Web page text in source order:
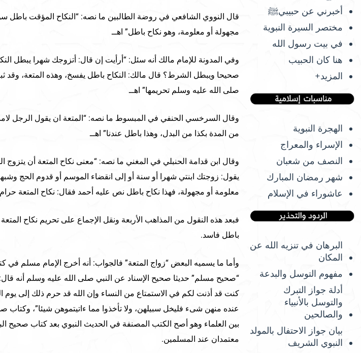
أخبرني عن حبيبيﷺ
مختصر السيرة النبوية
في بيت رسول الله
هنا كان الحبيب
المزيد+
الهجرة النبوية
الإسراء والمعراج
النصف من شعبان
شهر رمضان المبارك
عاشوراء في الإسلام
البرهان في تنزيه الله عن
المكان
مفهوم التوسل والبدعة
أدلة جواز التبرك
والتوسل بالأنبياء
والصالحين
بيان جواز الاحتفال بالمولد
النبوي الشريف
قال النووي الشافعي في روضة الطالبين ما نصه: “النكاح المؤقت باطل
مجهولة أو معلومة، وهو نكاح باطل” اهــ
وفي المدونة للإمام مالك أنه سئل: “أرأيت إن قال: أتزوجك شهرا يبطل
صحيحا ويبطل الشرط؟ قال مالك: النكاح باطل يفسخ، وهذه المتعة، وقد
صلى الله عليه وسلم تحريمها” اهــ
وقال السرخسي الحنفي في المبسوط ما نصه: “المتعة ان يقول الرجل
من المدة بكذا من البدل، وهذا باطل عندنا” اهــ
وقال ابن قدامة الحنبلي في المغني ما نصه: “معنى نكاح المتعة أن يتزوج
يقول: زوجتك ابنتي شهرا أو سنة أو إلى انقضاء الموسم أو قدوم الحج
معلومة أو مجهولة، فهذا نكاح باطل نص عليه أحمد فقال: نكاح المتعة
فبعد هذه النقول من المذاهب الأربعة ونقل الإجماع على تحريم نكاح المتعة
باطل فاسد.
وأما ما يسميه البعض “زواج المتعة” فالجواب: أنه أخرج الإمام مسلم في
“صحيح مسلم” حديثا صحيح الإسناد عن النبي صلى الله عليه وسلم أنه قال:
كنت قد أذنت لكم في الاستمتاع من النساء وإن الله قد حرم ذلك إلى يوم
عنده منهن شىء فليخل سبيلهن، ولا تأخذوا مما ءاتيتموهن شيئا”،
بين العلماء وهو أصح الكتب المصنفة في الحديث النبوي بعد كتاب صحيح
معتمدان عند المسلمين.